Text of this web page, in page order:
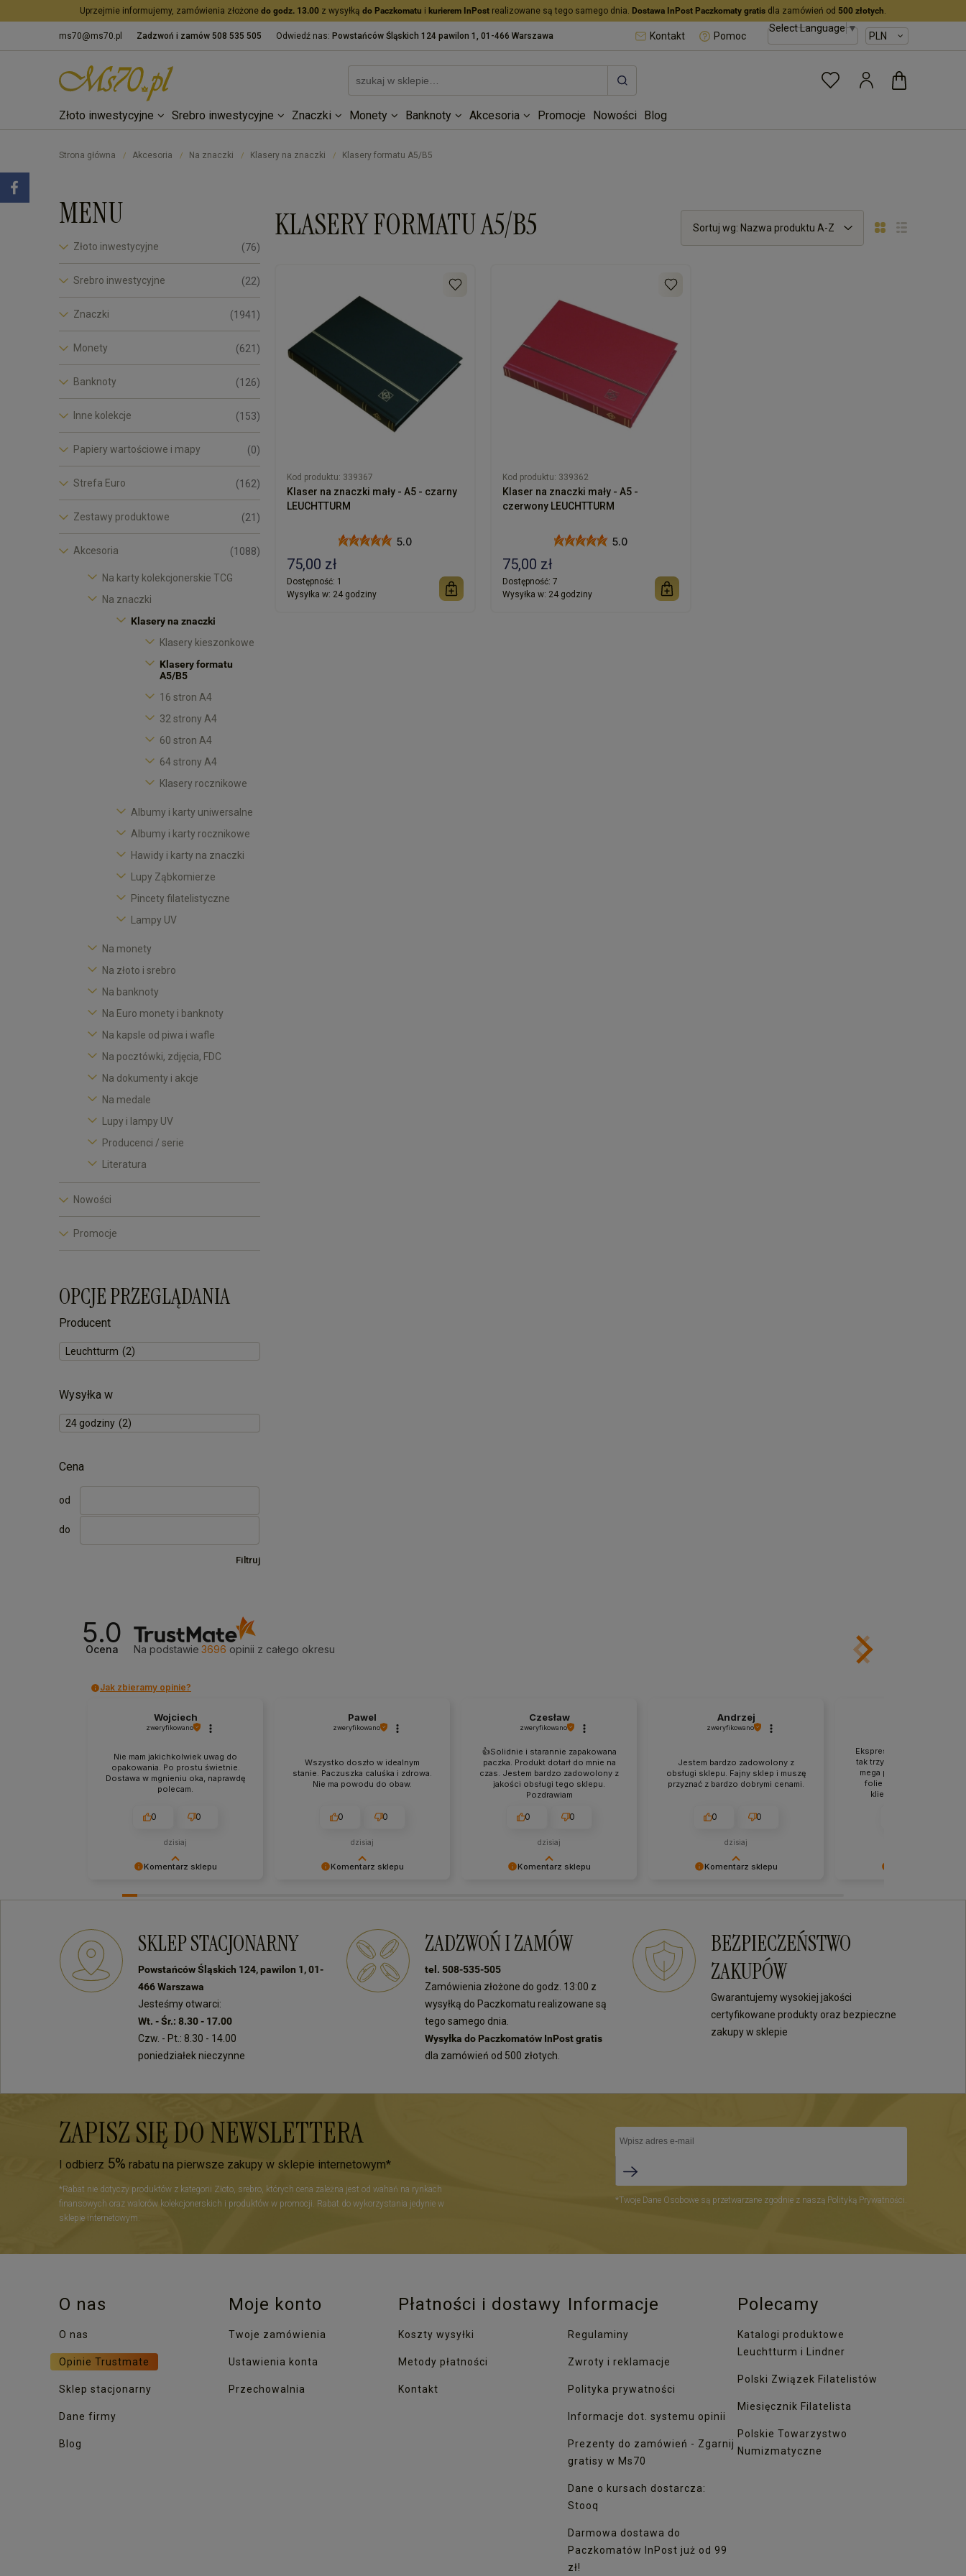
Uprzejmie informujemy, zamówienia złożone do godz. 13.00 z wysyłką do Paczkomatu i kurierem InPost realizowane są tego samego dnia. Dostawa InPost Paczkomaty gratis dla zamówień od 500 złotych.
Select Language▼
ms70@ms70.pl Zadzwoń i zamów 508 535 505 Odwiedź nas: Powstańców Śląskich 124 pawilon 1, 01-466 Warszawa Kontakt Pomoc
Złoto inwestycyjne Srebro inwestycyjne Znaczki Monety Banknoty Akcesoria Promocje Nowości Blog
Strona główna / Akcesoria / Na znaczki / Klasery na znaczki / Klasery formatu A5/B5
MENU
Złoto inwestycyjne (76)
Srebro inwestycyjne (22)
Znaczki (1941)
Monety (621)
Banknoty (126)
Inne kolekcje (153)
Papiery wartościowe i mapy (0)
Strefa Euro (162)
Zestawy produktowe (21)
Akcesoria (1088)
Na karty kolekcjonerskie TCG
Na znaczki
Klasery na znaczki
Klasery kieszonkowe
Klasery formatu
A5/B5
16 stron A4
32 strony A4
60 stron A4
64 strony A4
Klasery rocznikowe
Albumy i karty uniwersalne
Albumy i karty rocznikowe
Hawidy i karty na znaczki
Lupy Ząbkomierze
Pincety filatelistyczne
Lampy UV
Na monety
Na złoto i srebro
Na banknoty
Na Euro monety i banknoty
Na kapsle od piwa i wafle
Na pocztówki, zdjęcia, FDC
Na dokumenty i akcje
Na medale
Lupy i lampy UV
Producenci / serie
Literatura
Nowości
Promocje
OPCJE PRZEGLĄDANIA
Producent
Leuchtturm (2)
Wysyłka w
24 godziny (2)
Cena
od
do
Filtruj
KLASERY FORMATU A5/B5 Sortuj wg: Nazwa produktu A-Z
Kod produktu: 339367
Klaser na znaczki mały - A5 - czarny
LEUCHTTURM
5.0
75,00 zł
Dostępność: 1
Wysyłka w: 24 godziny
Kod produktu: 339362
Klaser na znaczki mały - A5 -
czerwony LEUCHTTURM
5.0
75,00 zł
Dostępność: 7
Wysyłka w: 24 godziny
5.0
Ocena Na podstawie 3696 opinii z całego okresu
Jak zbieramy opinie?
Komentarz sklepu
pozytywną opinię! Zawsze staramy
klientów! Do zobaczenia:)
Wojciech
zweryfikowano
Nie mam jakichkolwiek uwag do
opakowania. Po prostu świetnie.
Dostawa w mgnieniu oka, naprawdę
polecam.
0 0
dzisiaj
Komentarz sklepu
feedback! Cieszymy się, że nasz
Jest to dla nas największa nagroda.
Do zobaczenia przy kolejnych
Pawel
zweryfikowano
Wszystko doszło w idealnym
stanie. Paczuszka caluśka i zdrowa.
Nie ma powodu do obaw.
0 0
dzisiaj
Komentarz sklepu
Jesteśmy dumni, że możemy
najlepsze produkty. Do zobaczenia
ponownie w naszym sklepie!
Czesław
zweryfikowano
👍️Solidnie i starannie zapakowana
paczka. Produkt dotarł do mnie na
czas. Jestem bardzo zadowolony z
jakości obsługi tego sklepu.
Pozdrawiam
0 0
dzisiaj
Komentarz sklepu
komentarz! Twój entuzjazm jest dla
zobaczenia przy kolejnych
zakupach!
Andrzej
zweryfikowano
Jestem bardzo zadowolony z
obsługi sklepu. Fajny sklep i muszę
przyznać z bardzo dobrymi cenami.
0 0
dzisiaj
tak dobrej opinii. Naszym
wysiłki - dziękujemy raz
Ekspresowa wysyłka to
tak trzymać. Produkty
mega profesjonalnie, do
folie i jest rewelacja.
klienta jest
SKLEP STACJONARNY
Powstańców Śląskich 124, pawilon 1, 01-
466 Warszawa
Jesteśmy otwarci:
Wt. - Śr.: 8.30 - 17.00
Czw. - Pt.: 8.30 - 14.00
poniedziałek nieczynne
ZADZWOŃ I ZAMÓW
tel. 508-535-505
Zamówienia złożone do godz. 13:00 z
wysyłką do Paczkomatu realizowane są
tego samego dnia.
Wysyłka do Paczkomatów InPost gratis
dla zamówień od 500 złotych.
BEZPIECZEŃSTWO
ZAKUPÓW
Gwarantujemy wysokiej jakości
certyfikowane produkty oraz bezpieczne
zakupy w sklepie
ZAPISZ SIĘ DO NEWSLETTERA
I odbierz 5% rabatu na pierwsze zakupy w sklepie internetowym*
*Rabat nie dotyczy produktów z kategorii Złoto, srebro, których cena zależna jest od wahań na rynkach
finansowych oraz walorów kolekcjonerskich i produktów w promocji. Rabat do wykorzystania jedynie w
sklepie internetowym.
*Twoje Dane Osobowe są przetwarzane zgodnie z naszą Polityką Prywatności.
O nas
O nas
Opinie Trustmate
Sklep stacjonarny
Dane firmy
Blog
Moje konto
Twoje zamówienia
Ustawienia konta
Przechowalnia
Płatności i dostawy
Koszty wysyłki
Metody płatności
Kontakt
Informacje
Regulaminy
Zwroty i reklamacje
Polityka prywatności
Informacje dot. systemu opinii
Prezenty do zamówień - Zgarnij
gratisy w Ms70
Dane o kursach dostarcza:
Stooq
Darmowa dostawa do
Paczkomatów InPost już od 99
zł!
Polecamy
Katalogi produktowe
Leuchtturm i Lindner
Polski Związek Filatelistów
Miesięcznik Filatelista
Polskie Towarzystwo
Numizmatyczne